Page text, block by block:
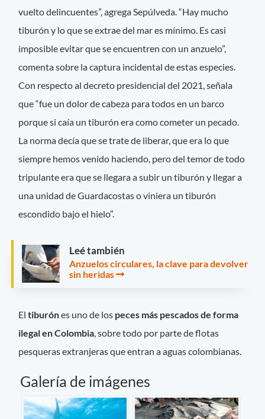
vuelto delincuentes”, agrega Sepúlveda. “Hay mucho
tiburón y lo que se extrae del mar es mínimo. Es casi
imposible evitar que se encuentren con un anzuelo”,
comenta sobre la captura incidental de estas especies.
Con respecto al decreto presidencial del 2021, señala
que “fue un dolor de cabeza para todos en un barco
porque si caía un tiburón era como cometer un pecado.
La norma decía que se trate de liberar, que era lo que
siempre hemos venido haciendo, pero del temor de todo
tripulante era que se llegara a subir un tiburón y llegar a
una unidad de Guardacostas o viniera un tiburón
escondido bajo el hielo”.
Leé también
Anzuelos circulares, la clave para devolver
sin heridas
Eltiburónes uno de los peces más pescados de forma
ilegal en Colombia , sobre todo por parte de flotas
pesqueras extranjeras que entran a aguas colombianas.
Galería de imágenes